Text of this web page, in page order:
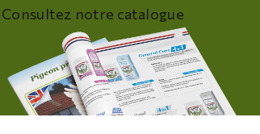
Consultez notre catalogue